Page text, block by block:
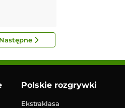
Następne
Polskie rozgrywki
Ekstraklasa